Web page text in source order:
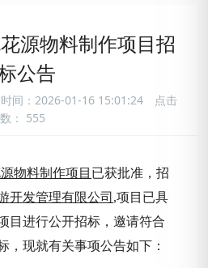
源物料制作项目招
公告
间：2026-01-16 15:01:24
点击
数： 555
物料制作项目 已获批准，招
开发管理有限公司 ,项目已具
目进行公开招标，邀请符合
，现就有关事项公告如下：